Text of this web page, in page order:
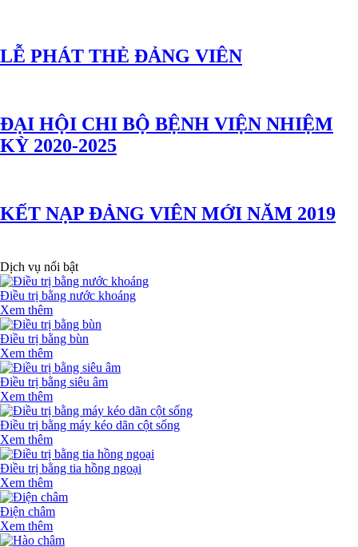
LỄ PHÁT THẺ ĐẢNG VIÊN
ĐẠI HỘI CHI BỘ BỆNH VIỆN NHIỆM
KỲ 2020-2025
KẾT NẠP ĐẢNG VIÊN MỚI NĂM 2019
Dịch vụ nổi bật
Điều trị bằng nước khoáng
Xem thêm
Điều trị bằng bùn
Xem thêm
Điều trị bằng siêu âm
Xem thêm
Điều trị bằng máy kéo dãn cột sống
Xem thêm
Điều trị bằng tia hồng ngoại
Xem thêm
Điện châm
Xem thêm